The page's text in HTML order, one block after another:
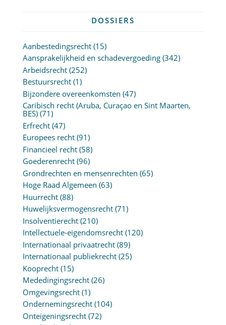
DOSSIERS
Aanbestedingsrecht(15)
Aansprakelijkheid en schadevergoeding(342)
Arbeidsrecht(252)
Bestuursrecht(1)
Bijzondere overeenkomsten (47)
Caribisch recht (Aruba, Curaçao en Sint Maarten,
BES)(71)
Erfrecht(47)
Europees recht(91)
Financieel recht(58)
Goederenrecht(96)
Grondrechten en mensenrechten (65)
Hoge Raad Algemeen (63)
Huurrecht(88)
Huwelijksvermogensrecht(71)
Insolventierecht(210)
Intellectuele-eigendomsrecht(120)
Internationaal privaatrecht(89)
Internationaal publiekrecht(25)
Kooprecht(15)
Mededingingsrecht(26)
Omgevingsrecht(1)
Ondernemingsrecht(104)
Onteigeningsrecht(72)